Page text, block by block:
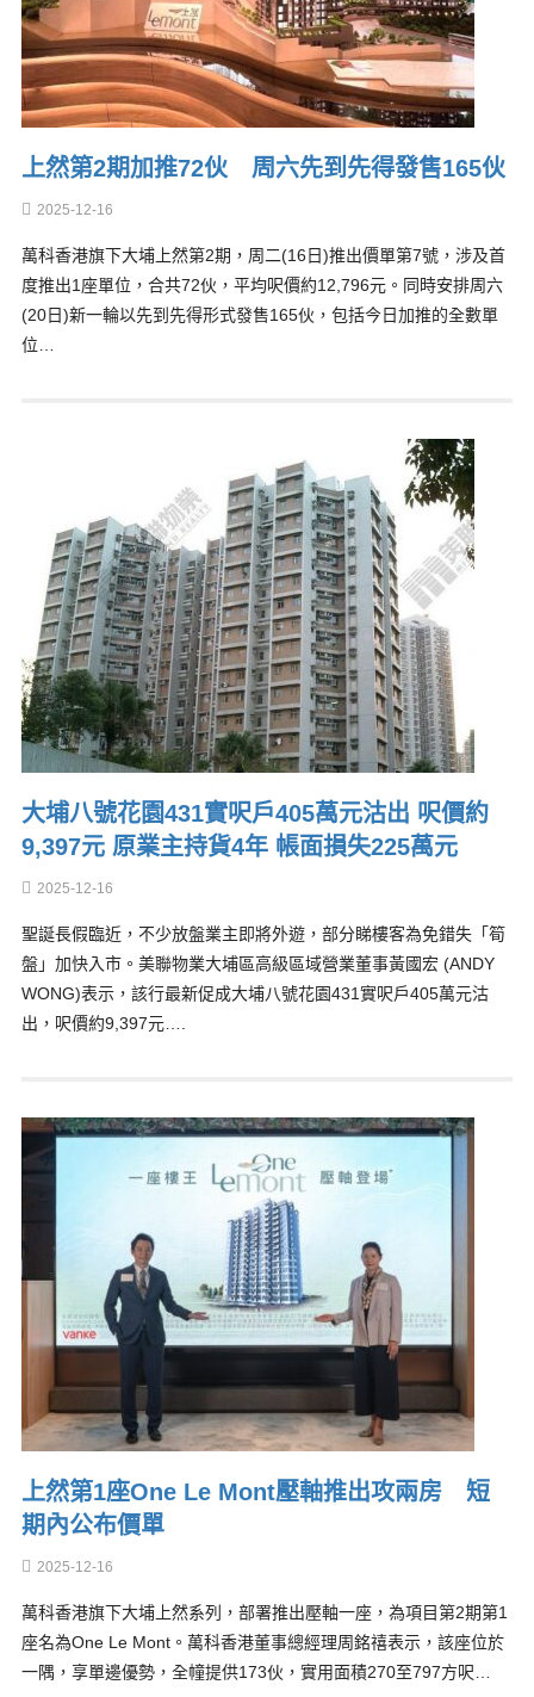
上然第2期加推72伙 周六先到先得發售165伙
2025-12-16
萬科香港旗下大埔上然第2期，周二(16日)推出價單第7號，涉及首
度推出1座單位，合共72伙，平均呎價約12,796元。同時安排周六
(20日)新一輪以先到先得形式發售165伙，包括今日加推的全數單
位…
大埔八號花園431實呎戶405萬元沽出 呎價約
9,397元 原業主持貨4年 帳面損失225萬元
2025-12-16
聖誕長假臨近，不少放盤業主即將外遊，部分睇樓客為免錯失「筍
盤」加快入市。美聯物業大埔區高級區域營業董事黃國宏 (ANDY
WONG)表示，該行最新促成大埔八號花園431實呎戶405萬元沽
出，呎價約9,397元….
上然第1座One Le Mont壓軸推出攻兩房 短
期內公布價單
2025-12-16
萬科香港旗下大埔上然系列，部署推出壓軸一座，為項目第2期第1
座名為One Le Mont。萬科香港董事總經理周銘禧表示，該座位於
一隅，享單邊優勢，全幢提供173伙，實用面積270至797方呎…